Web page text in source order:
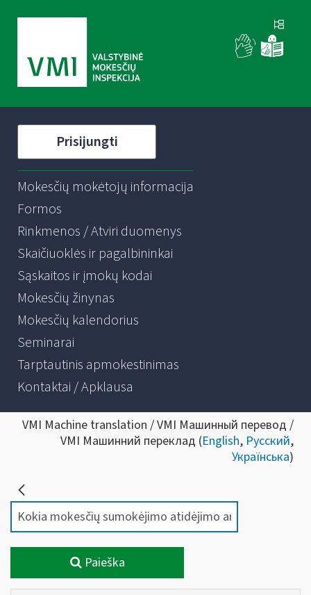
Prisijungti
Mokesčių mokėtojų informacija
Formos
Rinkmenos / Atviri duomenys
Skaičiuoklės ir pagalbininkai
Sąskaitos ir įmokų kodai
Mokesčių žinynas
Mokesčių kalendorius
Seminarai
Tarptautinis apmokestinimas
Kontaktai / Apklausa
VMI Machine translation / VMI Машинный перевод /
VMI Машинний переклад (English, Русский,
Українська)
Paieška